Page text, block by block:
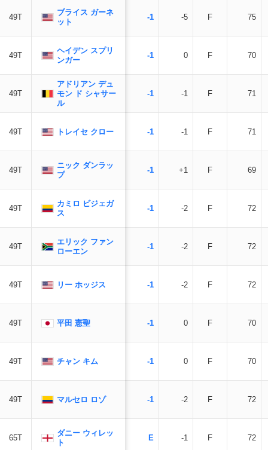
49T
ブライス ガーネ
ット
49T
ヘイデン スプリ
ンガー
49T
アドリアン デュ
モン ド シャサー
ル
49T トレイセ クロー
49T
ニック ダンラッ
プ
49T
カミロ ビジェガ
ス
49T
エリック ファン
ローエン
49T リー ホッジス
49T 平田 憲聖
49T チャン キム
49T マルセロ ロゾ
65T
ダニー ウィレッ
ト
-1 -5 F 75
-1 0 F 70
-1 -1 F 71
-1 -1 F 71
-1 +1 F 69
-1 -2 F 72
-1 -2 F 72
-1 -2 F 72
-1 0 F 70
-1 0 F 70
-1 -2 F 72
E -1 F 72